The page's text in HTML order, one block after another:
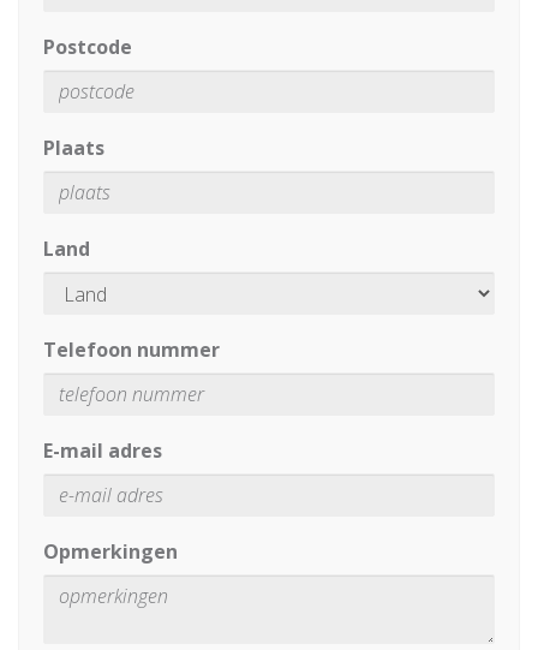
Postcode
Plaats
Land
Telefoon nummer
E-mail adres
Opmerkingen